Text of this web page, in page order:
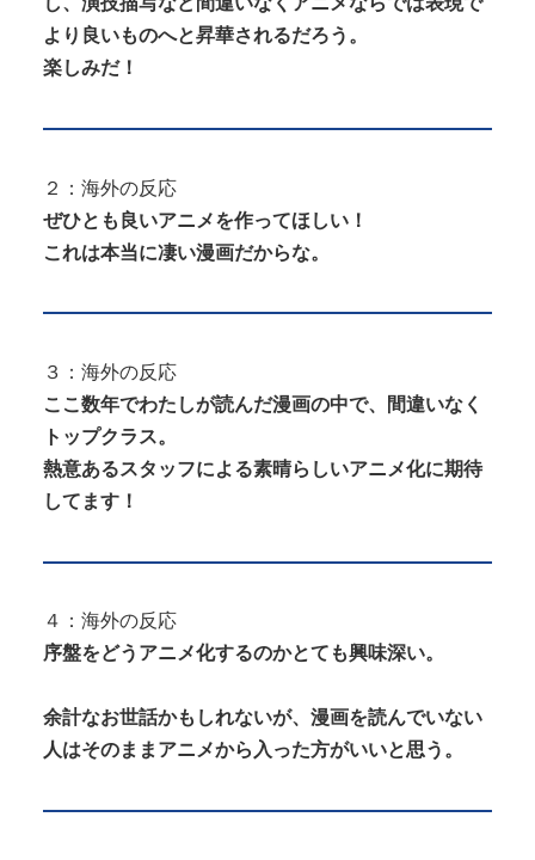
より良いものへと昇華されるだろう。
楽しみだ！
２：海外の反応
ぜひとも良いアニメを作ってほしい！
これは本当に凄い漫画だからな。
３：海外の反応
ここ数年でわたしが読んだ漫画の中で、間違いなく
トップクラス。
熱意あるスタッフによる素晴らしいアニメ化に期待
してます！
４：海外の反応
序盤をどうアニメ化するのかとても興味深い。
余計なお世話かもしれないが、漫画を読んでいない
人はそのままアニメから入った方がいいと思う。